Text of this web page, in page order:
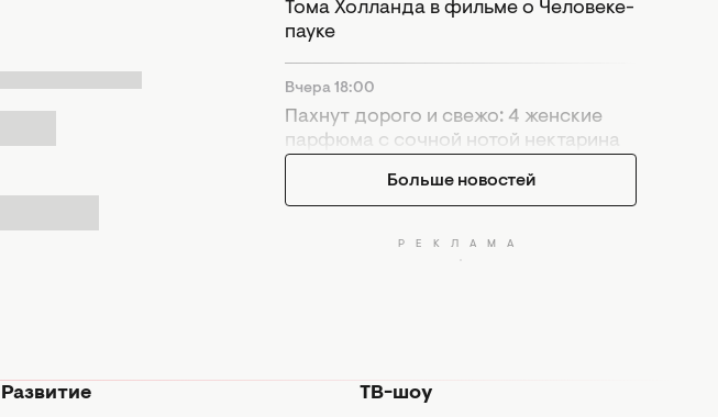
Тома Холланда в фильме о Человеке-
пауке
Вчера 18:00
Пахнут дорого и свежо: 4 женские
парфюма с сочной нотой нектарина
Больше новостей
Развитие ТВ-шоу